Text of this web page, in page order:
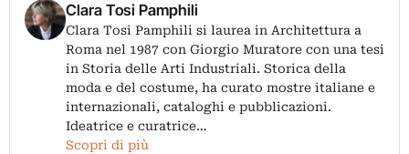
Clara Tosi Pamphili
Clara Tosi Pamphili si laurea in Architettura a
Roma nel 1987 con Giorgio Muratore con una tesi
in Storia delle Arti Industriali. Storica della
moda e del costume, ha curato mostre italiane e
internazionali, cataloghi e pubblicazioni.
Ideatrice e curatrice…
Scopri di più